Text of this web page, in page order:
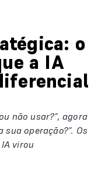
o
a IA
não usar?”, agora
operação?”. Os
virou